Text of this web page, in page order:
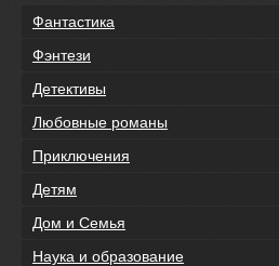
Фантастика
Фэнтези
Детективы
Любовные романы
Приключения
Детям
Дом и Семья
Наука и образование